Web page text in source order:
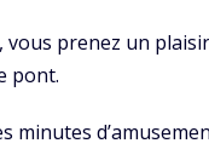
vous prenez un
pont.
minutes